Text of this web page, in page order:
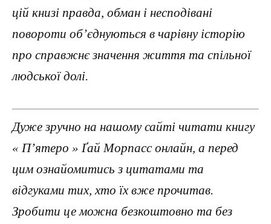
цій книзі правда, обман і несподівані
повороти об’єднуються в чарівну історію
про справжнє значення життя та спільної
людської долі.
Дуже зручно на нашому сайті читати книгу
« П’ятеро » Ґай Морпасс онлайн, а перед
цим ознайомитись з цитатами та
відгуками тих, хто їх вже прочитав.
Зробити це можна безкоштовно та без